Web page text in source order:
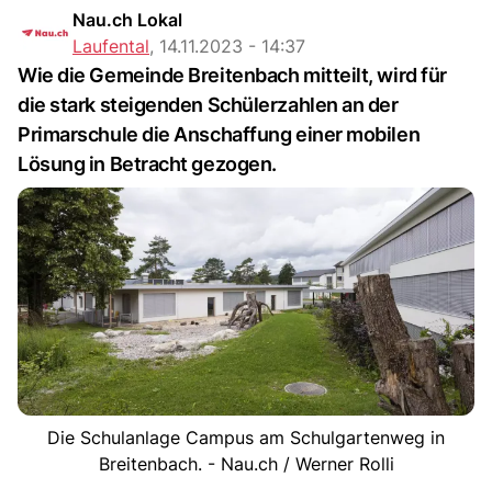
Nau.ch Lokal
Laufental, 14.11.2023 - 14:37
Wie die Gemeinde Breitenbach mitteilt, wird für
die stark steigenden Schülerzahlen an der
Primarschule die Anschaffung einer mobilen
Lösung in Betracht gezogen.
Die Schulanlage Campus am Schulgartenweg in
Breitenbach. - Nau.ch / Werner Rolli